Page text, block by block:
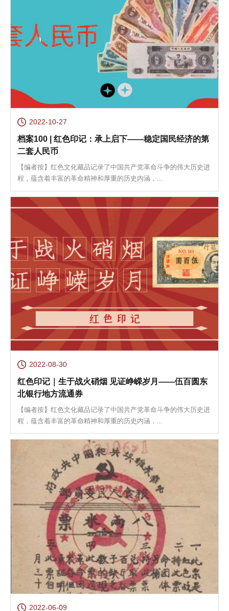
2022-10-27
档案100 | 红色印记：承上启下——稳定国民经济的第
二套人民币
【编者按】红色文化藏品记录了中国共产党革命斗争的伟大历史进
程，蕴含着丰富的革命精神和厚重的历史内涵，...
2022-08-30
​红色印记｜生于战火硝烟 见证峥嵘岁月——伍百圆东
北银行地方流通券
【编者按】红色文化藏品记录了中国共产党革命斗争的伟大历史进
程，蕴含着丰富的革命精神和厚重的历史内涵，...
2022-06-09